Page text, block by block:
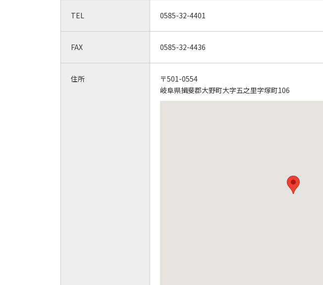
TEL 0585-32-4401
FAX 0585-32-4436
住所
〒501-0554
岐阜県揖斐郡大野町大字五之里字塚町106